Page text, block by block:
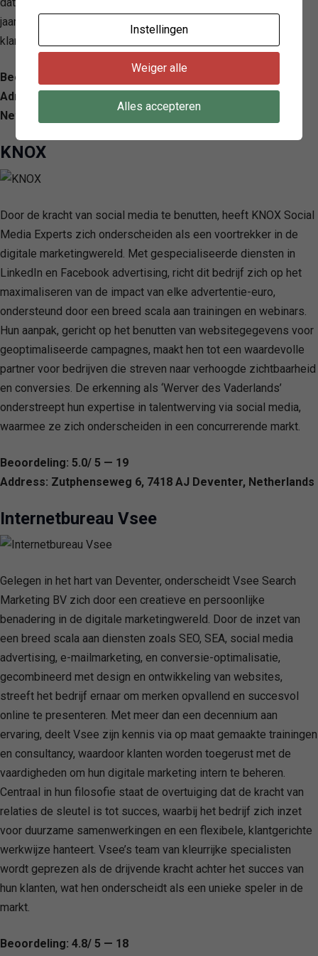
jaarcontracten, wat KGOM’s toewijding aan transparantie en
klanttevredenheid benadrukt.
Beoordeling: 4.6/ 5 — 20
Adres: Diepenveenseweg 147, 7413 AP Deventer,
Netherlands
KNOX
Door de kracht van social media te benutten, heeft KNOX Social
Media Experts zich onderscheiden als een voortrekker in de
digitale marketingwereld. Met gespecialiseerde diensten in
LinkedIn en Facebook advertising, richt dit bedrijf zich op het
maximaliseren van de impact van elke advertentie-euro,
ondersteund door een breed scala aan trainingen en webinars.
Hun aanpak, gericht op het benutten van websitegegevens voor
geoptimaliseerde campagnes, maakt hen tot een waardevolle
partner voor bedrijven die streven naar verhoogde zichtbaarheid
en conversies. De erkenning als ‘Werver des Vaderlands’
onderstreept hun expertise in talentwerving via social media,
waarmee ze zich onderscheiden in een concurrerende markt.
Beoordeling: 5.0/ 5 — 19
Address: Zutphenseweg 6, 7418 AJ Deventer, Netherlands
Internetbureau Vsee
Gelegen in het hart van Deventer, onderscheidt Vsee Search
Marketing BV zich door een creatieve en persoonlijke
benadering in de digitale marketingwereld. Door de inzet van
een breed scala aan diensten zoals SEO, SEA, social media
advertising, e-mailmarketing, en conversie-optimalisatie,
gecombineerd met design en ontwikkeling van websites,
streeft het bedrijf ernaar om merken opvallend en succesvol
online te presenteren. Met meer dan een decennium aan
ervaring, deelt Vsee zijn kennis via op maat gemaakte trainingen
en consultancy, waardoor klanten worden toegerust met de
vaardigheden om hun digitale marketing intern te beheren.
Centraal in hun filosofie staat de overtuiging dat de kracht van
relaties de sleutel is tot succes, waarbij het bedrijf zich inzet
voor duurzame samenwerkingen en een flexibele, klantgerichte
werkwijze hanteert. Vsee’s team van kleurrijke specialisten
wordt geprezen als de drijvende kracht achter het succes van
hun klanten, wat hen onderscheidt als een unieke speler in de
markt.
Beoordeling: 4.8/ 5 — 18
Instellingen
Weiger alle
Alles accepteren